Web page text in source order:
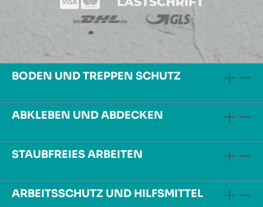
BODEN UND TREPPEN SCHUTZ
ABKLEBEN UND ABDECKEN
STAUBFREIES ARBEITEN
ARBEITSSCHUTZ UND HILFSMITTEL